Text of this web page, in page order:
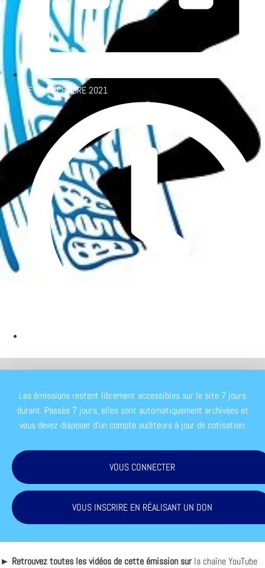
LE23 DÉCEMBRE 2021
Les émissions restent librement accessibles sur le site 7 jours
durant. Passés 7 jours, elles sont automatiquement archivées et
vous devez disposer d'un compte auditeurs à jour de cotisation.
VOUS CONNECTER
VOUS INSCRIRE EN RÉALISANT UN DON
► Retrouvez toutes les vidéos de cette émission sur la chaîne YouTube